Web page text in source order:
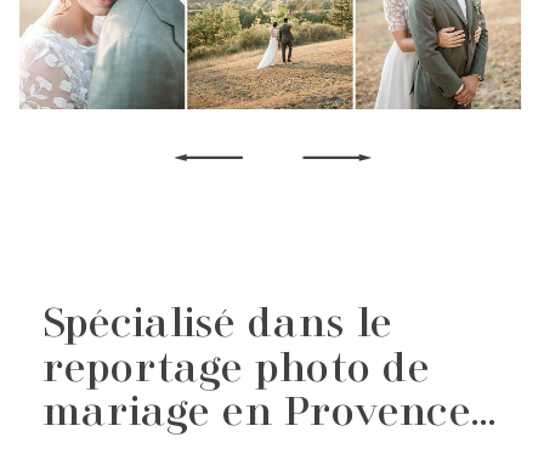
Spécialisé dans le
reportage photo de
mariage en Provence...